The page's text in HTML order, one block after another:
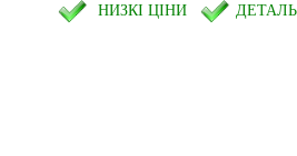
НИЗКІ ЦІНИ